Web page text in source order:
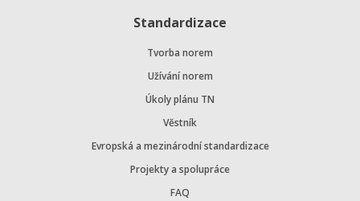
Standardizace
Tvorba norem
Užívání norem
Úkoly plánu TN
Věstník
Evropská a mezinárodní standardizace
Projekty a spolupráce
FAQ